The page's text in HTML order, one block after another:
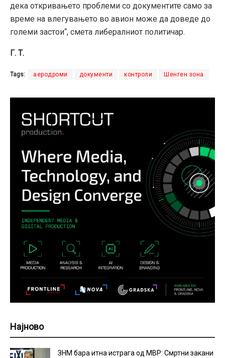
дека откривањето проблеми со документите само за
време на влегувањето во авион може да доведе до
големи застои“, смета либералниот политичар.
Г. Т.
Tags: аеродроми документи контроли Шенген зона
Најново
ЗНМ бара итна истрага од МВР: Смртни закани